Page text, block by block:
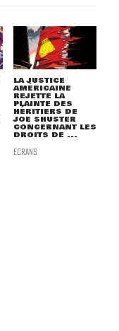
LA JUSTICE
AMÉRICAINE
REJETTE LA
PLAINTE DES
HÉRITIERS DE
JOE SHUSTER
CONCERNANT LES
DROITS DE ...
ECRANS